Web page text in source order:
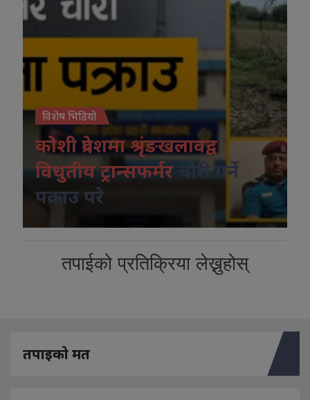
विशेष भिडियो
कोशी प्रदेशमा श्रृंङखलावद्व
विधुतीय ट्रान्सफर्मर
चोरी गर्ने
पक्राउ परे
तपाईको प्रतिक्रिया लेख्नुहोस्
तपाइको मत